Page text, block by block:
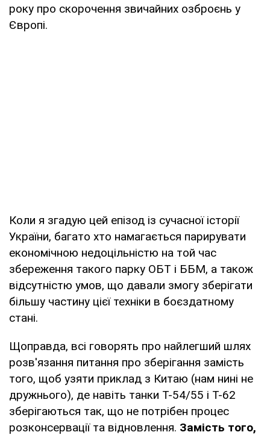
року про скорочення звичайних озброєнь у
Європі.
Коли я згадую цей епізод із сучасної історії
України, багато хто намагається парирувати
економічною недоцільністю на той час
збереження такого парку ОБТ і ББМ, а також
відсутністю умов, що давали змогу зберігати
більшу частину цієї техніки в боєздатному
стані.
Щоправда, всі говорять про найлегший шлях
розв'язання питання про зберігання замість
того, щоб узяти приклад з Китаю (нам нині не
дружнього), де навіть танки Т-54/55 і Т-62
зберігаються так, що не потрібен процес
розконсервації та відновлення. Замість того,